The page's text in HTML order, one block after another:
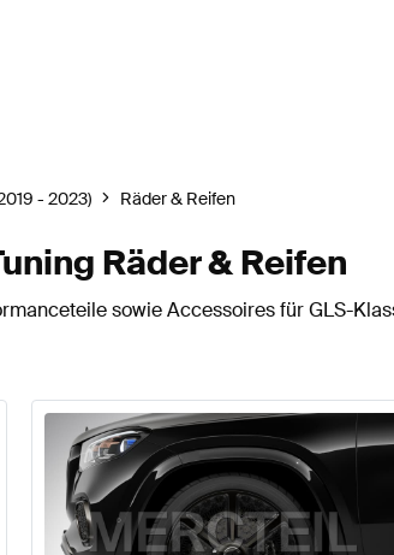
- 2023) Räder & Reifen
Räder & Reifen
sowie Accessoires für GLS-